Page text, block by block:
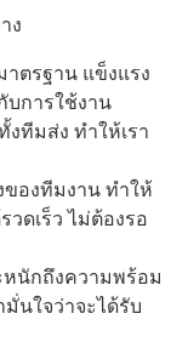
ง
ตรฐาน แข็งแรง
บการใช้งาน
ทีมส่ง ทำให้เรา
องทีมงาน ทำให้
วดเร็ว ไม่ต้องรอ
หนักถึงความพร้อม
นใจว่าจะได้รับ